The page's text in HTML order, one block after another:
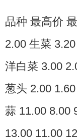
品种 最高价
2.00 生菜
洋白菜 3.00
葱头 2.00
蒜 11.00 8.00
13.00 11.00